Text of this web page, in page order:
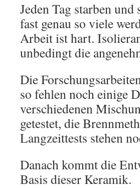
Jeden Tag starben
fast genau so viele
Arbeit ist hart.
unbedingt die
Die
so fehlen noch einige
verschiedenen
getestet, die
Langzeittests stehen
Danach kommt die
Basis dieser Keramik.